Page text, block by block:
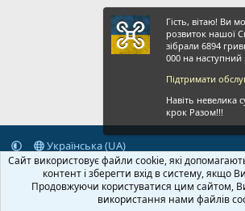
Українська (UA)
Зворотній зв'язок
Умови і правила
Дoпoмoга
Головна
R
S
S
Гість, вітаю! Ви
розвиток нашої
зібрали 6894
000 на наступний
Підтримати
Навіть невелика
крок Разом!!!
Сайт використовує файли cookie, які
контент і зберегти вхід в систему, якщо
Продовжуючи користуватися цим сайтом,
використання нами файлів